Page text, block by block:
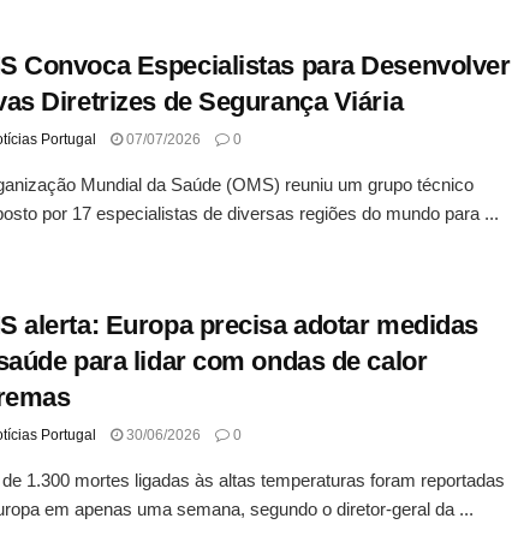
Convoca Especialistas para Desenvolver
Diretrizes de Segurança Viária
Portugal 07/07/2026 0
Mundial da Saúde (OMS) reuniu um grupo técnico
por 17 especialistas de diversas regiões do mundo para ...
alerta: Europa precisa adotar medidas
para lidar com ondas de calor
Portugal 30/06/2026 0
1.300 mortes ligadas às altas temperaturas foram reportadas
em apenas uma semana, segundo o diretor-geral da ...